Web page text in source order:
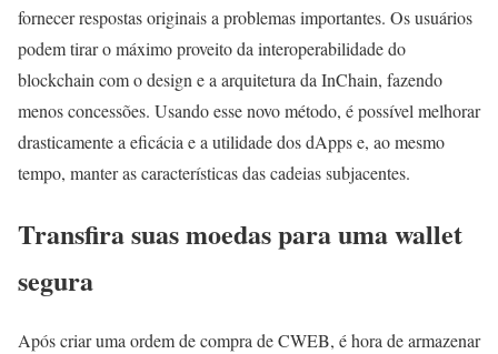
fornecer respostas originais a problemas importantes. Os usuários
podem tirar o máximo proveito da interoperabilidade do
blockchain com o design e a arquitetura da InChain, fazendo
menos concessões. Usando esse novo método, é possível melhorar
drasticamente a eficácia e a utilidade dos dApps e, ao mesmo
tempo, manter as características das cadeias subjacentes.
Transfira suas moedas para uma wallet
segura
Após criar uma ordem de compra de CWEB, é hora de armazenar